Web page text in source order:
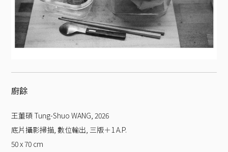
廚餘
王董碩 Tung-Shuo WANG 2026
底片攝影掃描, 數位輸出, 三版＋1 A.P.
50 x 70 cm